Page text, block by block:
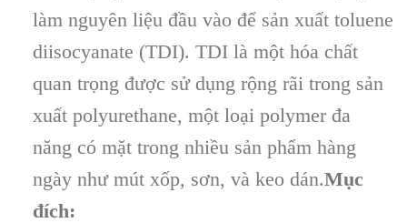
làm nguyên liệu đầu vào để sản xuất toluene
diisocyanate (TDI). TDI là một hóa chất
quan trọng được sử dụng rộng rãi trong sản
xuất polyurethane, một loại polymer đa
năng có mặt trong nhiều sản phẩm hàng
ngày như mút xốp, sơn, và keo dán.Mục
đích: